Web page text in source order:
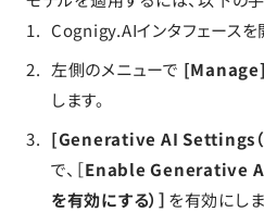
Cognigy.AIインタフェースを
左側のメニューで
します。
[Generative AI Settings（
で、［Enable Generative
を有効にする）］ を有効にし